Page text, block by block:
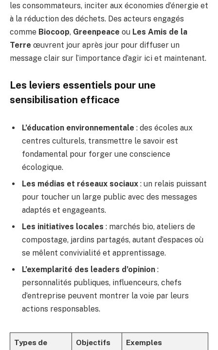
les consommateurs, inciter aux économies d’énergie et
à la réduction des déchets. Des acteurs engagés
comme Biocoop, Greenpeace ou Les Amis de la
Terre œuvrent jour après jour pour diffuser un
message clair sur l’importance d’agir ici et maintenant.
Les leviers essentiels pour une
sensibilisation efficace
L’éducation environnementale : des écoles aux
centres culturels, transmettre le savoir est
fondamental pour forger une conscience
écologique.
Les médias et réseaux sociaux : un relais puissant
pour toucher un large public avec des messages
adaptés et engageants.
Les initiatives locales : marchés bio, ateliers de
compostage, jardins partagés, autant d’espaces où
se mêlent convivialité et apprentissage.
L’exemplarité des leaders d’opinion :
personnalités publiques, influenceurs, chefs
d’entreprise peuvent montrer la voie par leurs
actions responsables.
Types de
Objectifs Exemples